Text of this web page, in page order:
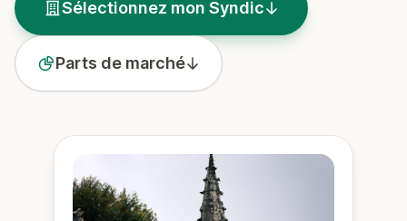
Sélectionnez mon Syndic
Parts de marché